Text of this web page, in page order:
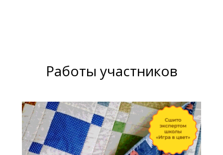
Работы участников